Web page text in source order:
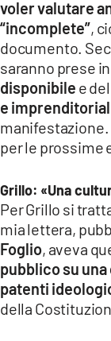
voler valutare
“incomplete”,
documento.
saranno prese
disponibile e
e
per le prossime
Grillo: «Una
Per Grillo si
mia lettera,
Foglio, aveva
pubblico su
patenti
della